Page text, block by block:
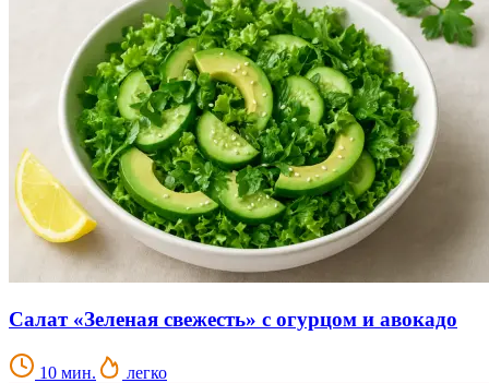
Салат «Зеленая свежесть» с огурцом и авокадо
10 мин. легко